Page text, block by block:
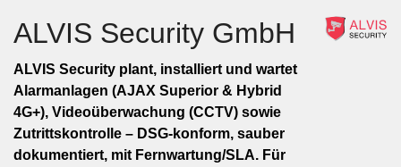
ALVIS Security GmbH
ALVIS Security plant, installiert und wartet
Alarmanlagen (AJAX Superior & Hybrid
4G+), Videoüberwachung (CCTV) sowie
Zutrittskontrolle – DSG-konform, sauber
dokumentiert, mit Fernwartung/SLA. Für